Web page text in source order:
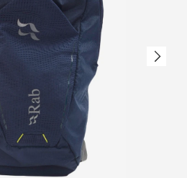
Nächste